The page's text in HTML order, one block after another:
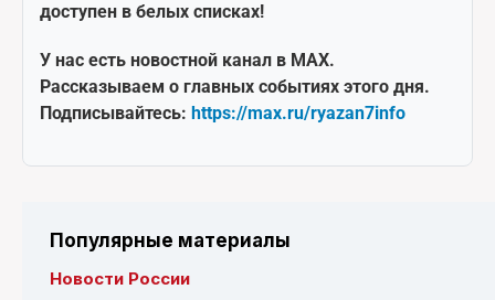
доступен в белых списках!
У нас есть новостной канал в MAX.
Рассказываем о главных событиях этого дня.
Подписывайтесь: https://max.ru/ryazan7info
Популярные материалы
Новости России